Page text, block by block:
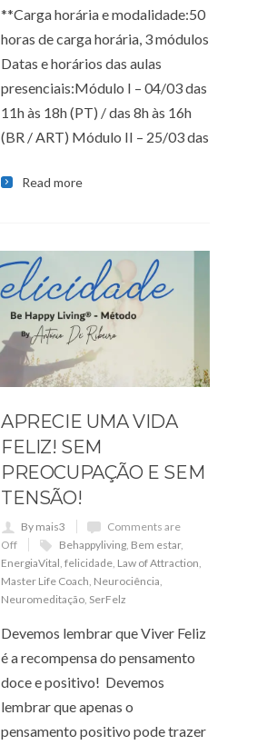
**Carga horária e modalidade:50
horas de carga horária, 3 módulos
Datas e horários das aulas
presenciais:Módulo I – 04/03 das
11h às 18h (PT) / das 8h às 16h
(BR / ART) Módulo II – 25/03 das
Read more
APRECIE UMA VIDA
FELIZ! SEM
PREOCUPAÇÃO E SEM
TENSÃO!
By mais3
Comments are
Off
Behappyliving Bem estar,
EnergiaVital felicidade Law of Attraction
Master Life Coach Neurociência
Neuromeditação SerFelz
Devemos lembrar que Viver Feliz
é a recompensa do pensamento
doce e positivo! Devemos
lembrar que apenas o
pensamento positivo pode trazer